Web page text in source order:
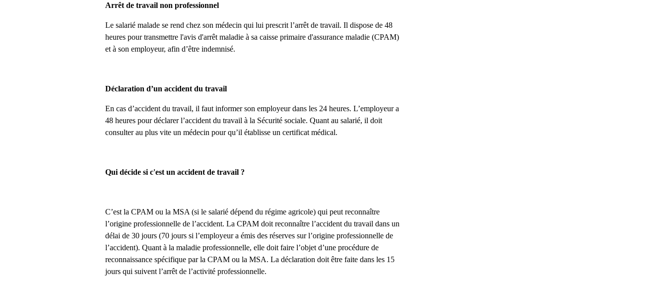
Arrêt de travail non professionnel
Le salarié malade se rend chez son médecin qui lui prescrit l’arrêt de travail. Il dispose de 48
heures pour transmettre l'avis d'arrêt maladie à sa caisse primaire d'assurance maladie (CPAM)
et à son employeur, afin d’être indemnisé.
Déclaration d’un accident du travail
En cas d’accident du travail, il faut informer son employeur dans les 24 heures. L’employeur a
48 heures pour déclarer l’accident du travail à la Sécurité sociale. Quant au salarié, il doit
consulter au plus vite un médecin pour qu’il établisse un certificat médical.
Qui décide si c'est un accident de travail ?
C’est la CPAM ou la MSA (si le salarié dépend du régime agricole) qui peut reconnaître
l’origine professionnelle de l’accident. La CPAM doit reconnaître l’accident du travail dans un
délai de 30 jours (70 jours si l’employeur a émis des réserves sur l’origine professionnelle de
l’accident). Quant à la maladie professionnelle, elle doit faire l’objet d’une procédure de
reconnaissance spécifique par la CPAM ou la MSA. La déclaration doit être faite dans les 15
jours qui suivent l’arrêt de l’activité professionnelle.